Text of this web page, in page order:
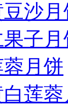
沙月
子月
月饼
莲